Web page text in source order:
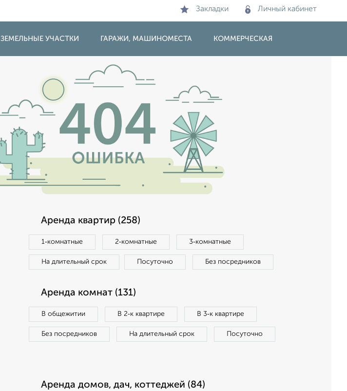
Закладки Личный кабинет
ЗЕМЕЛЬНЫЕ УЧАСТКИ ГАРАЖИ, МАШИНОМЕСТА КОММЕРЧЕСКАЯ
Аренда квартир (258)
1‑комнатные 2‑комнатные 3‑комнатные
На длительный срок Посуточно Без посредников
Аренда комнат (131)
В общежитии В 2‑к квартире В 3‑к квартире
Без посредников На длительный срок Посуточно
Аренда домов, дач, коттеджей (84)